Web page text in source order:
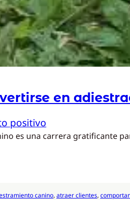
en
positivo
es una carrera gratificante
canino, atraer clientes,